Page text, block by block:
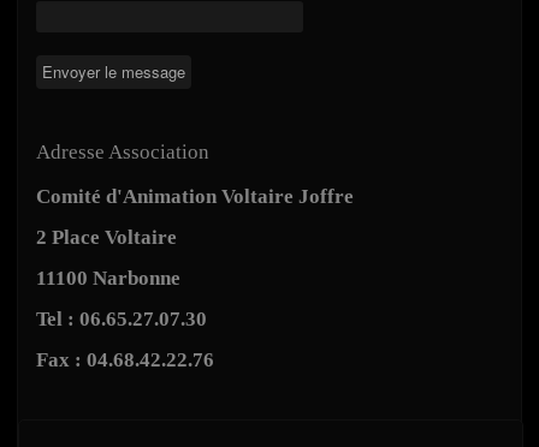
Adresse Association
Comité d'Animation Voltaire Joffre
2 Place Voltaire
11100 Narbonne
Tel : 06.65.27.07.30
Fax : 04.68.42.22.76